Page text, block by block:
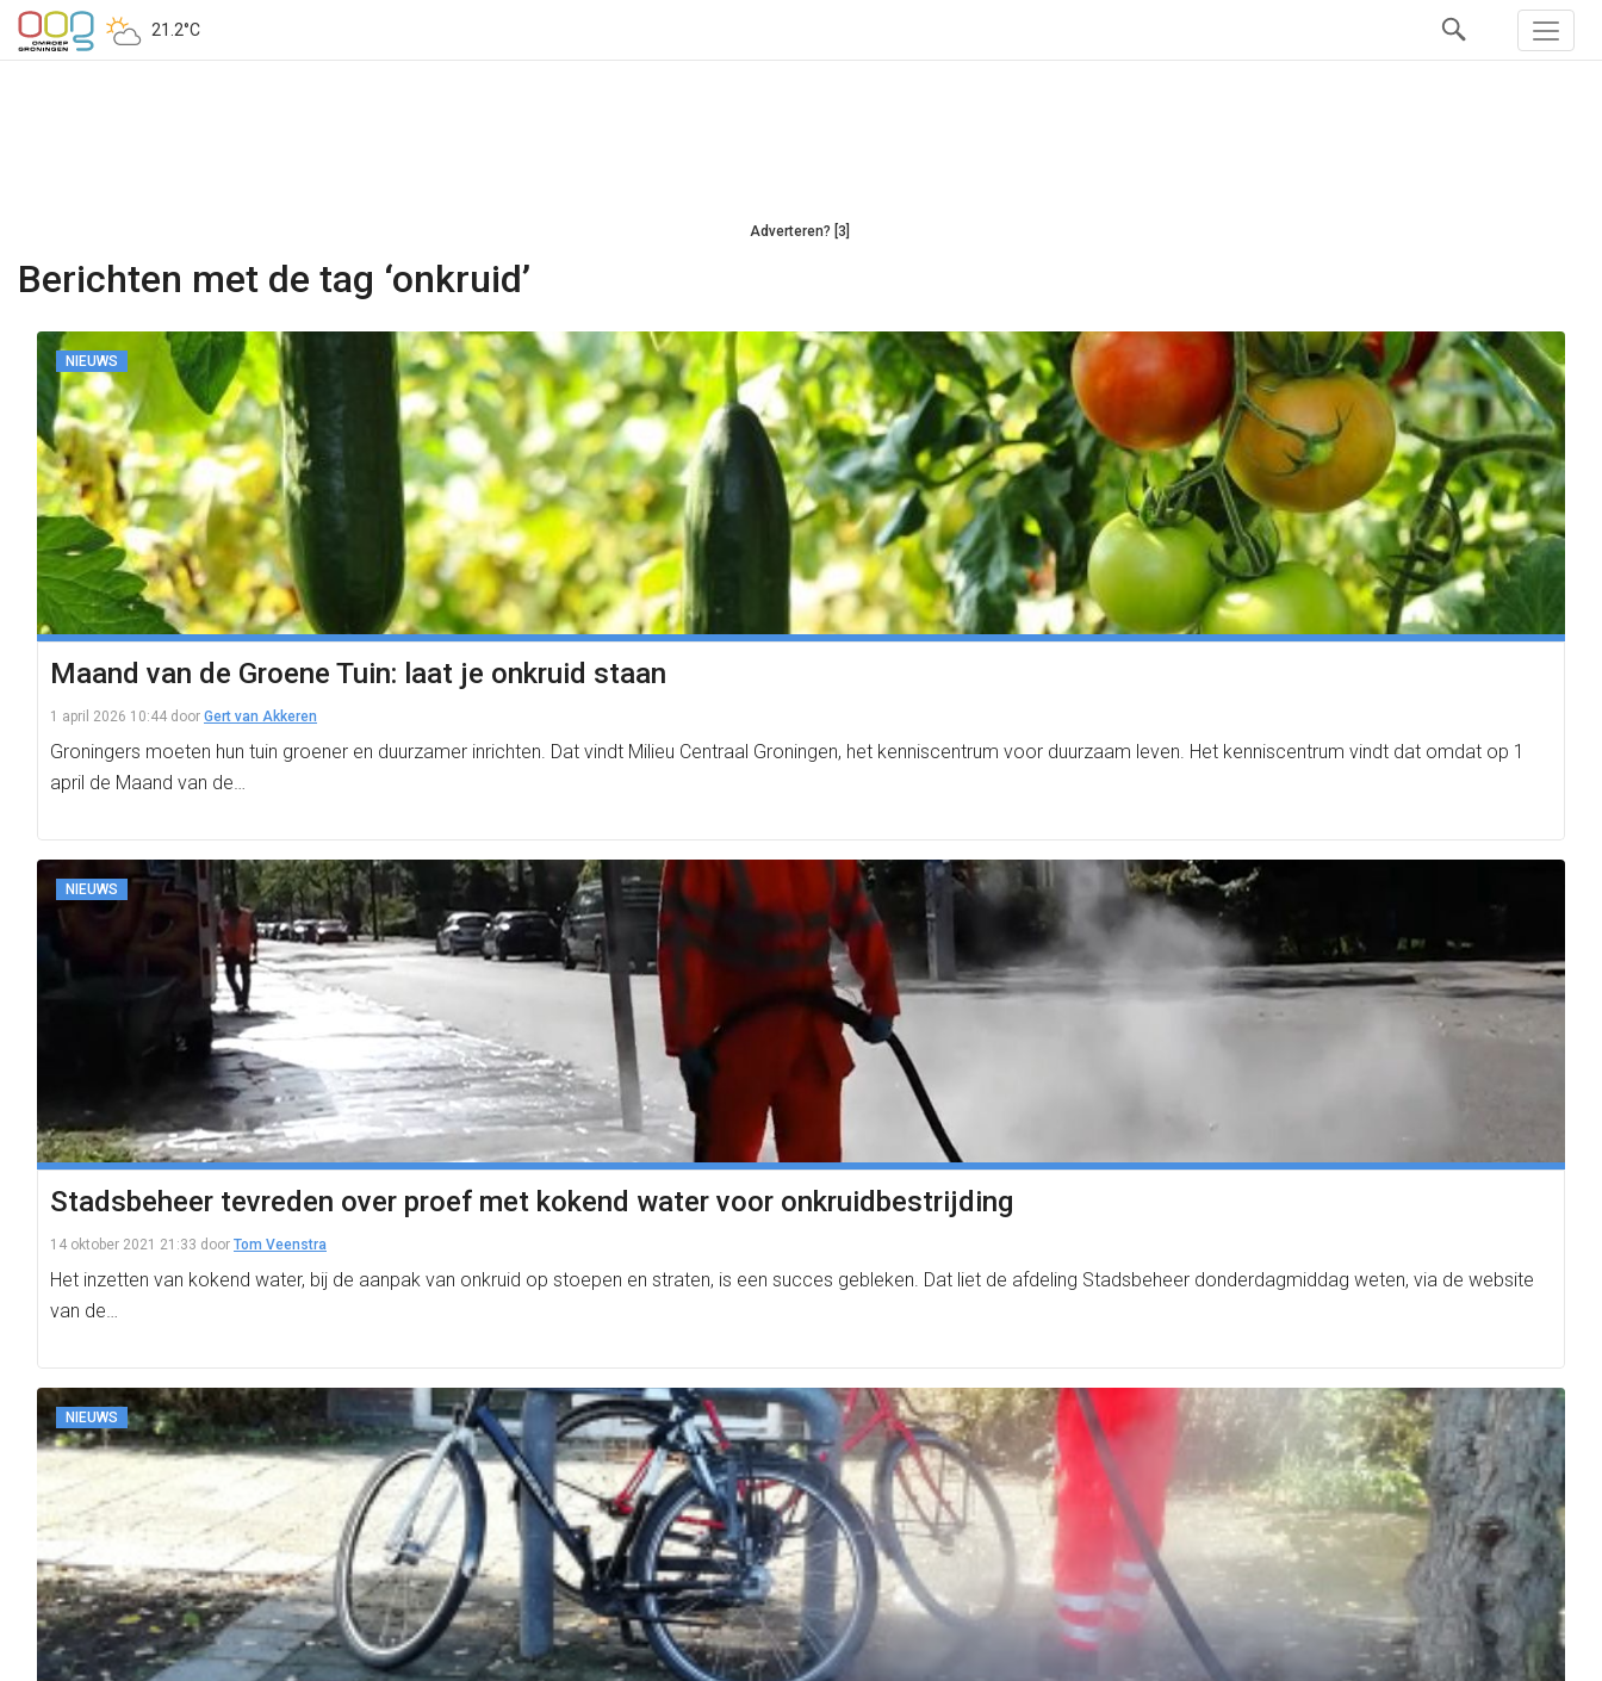
21.2°C
Adverteren? [3]
Berichten met de tag ‘onkruid’
NIEUWS
Maand van de Groene Tuin: laat je onkruid staan
1 april 2026 10:44 door Gert van Akkeren
Groningers moeten hun tuin groener en duurzamer inrichten. Dat vindt Milieu Centraal Groningen, het kenniscentrum voor duurzaam leven. Het kenniscentrum vindt dat omdat op 1
april de Maand van de…
NIEUWS
Stadsbeheer tevreden over proef met kokend water voor onkruidbestrijding
14 oktober 2021 21:33 door Tom Veenstra
Het inzetten van kokend water, bij de aanpak van onkruid op stoepen en straten, is een succes gebleken. Dat liet de afdeling Stadsbeheer donderdagmiddag weten, via de website
van de…
NIEUWS